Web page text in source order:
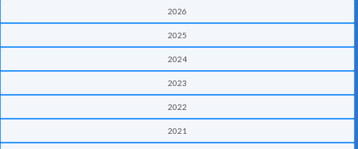
2026
2025
2024
2023
2022
2021